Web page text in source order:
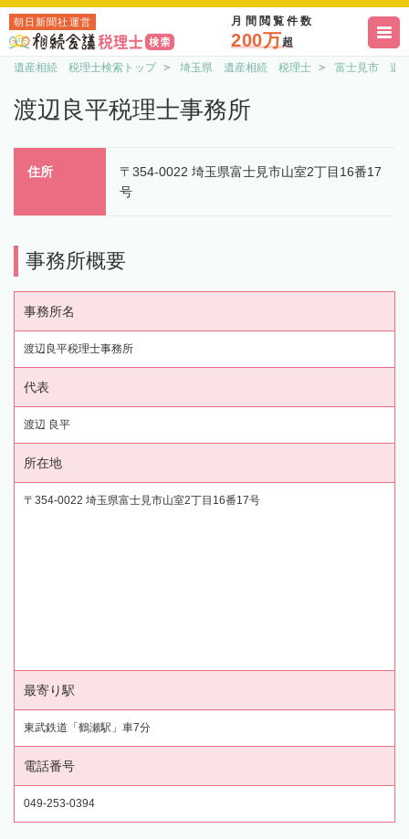
朝日新聞社運営 月間閲覧件数
200万超
遺産相続 税理士検索トップ 埼玉県 遺産相続 税理士 富士見市 遺
渡辺良平税理士事務所
住所
〒354-0022 埼玉県富士見市山室2丁目16番17
号
事務所概要
事務所名
渡辺良平税理士事務所
代表
渡辺 良平
所在地
〒354-0022 埼玉県富士見市山室2丁目16番17号
最寄り駅
東武鉄道「鶴瀬駅」車7分
電話番号
049-253-0394